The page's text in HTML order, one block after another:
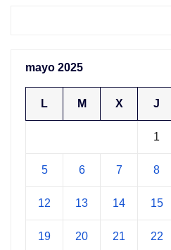
mayo 2025
L M X J
1
5 6 7 8
12 13 14 15
19 20 21 22